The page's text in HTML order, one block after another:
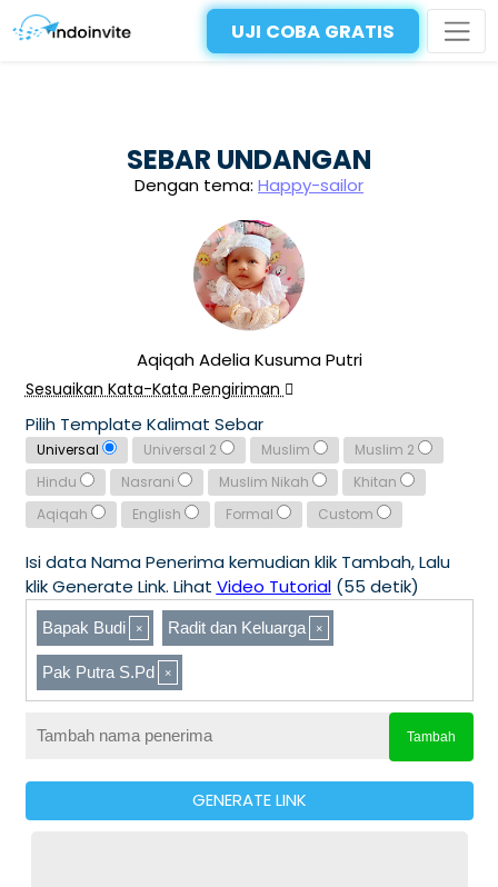
UJI COBA GRATIS
SEBAR UNDANGAN
Dengan tema: Happy-sailor
Aqiqah Adelia Kusuma Putri
Sesuaikan Kata-Kata Pengiriman
Pilih Template Kalimat Sebar
Universal Universal 2 Muslim
Muslim 2
Hindu
Nasrani Muslim Nikah
Khitan
Aqiqah
English Formal Custom
Isi data Nama Penerima kemudian klik Tambah, Lalu
klik Generate Link. Lihat Video Tutorial(55 detik)
Bapak Budi Radit dan Keluarga
Pak Putra S.Pd
Tambah
GENERATE LINK